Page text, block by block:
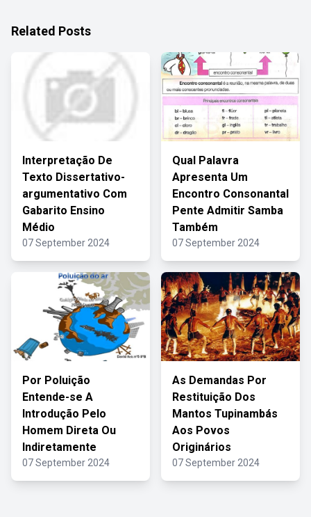
Related Posts
Interpretação De
Texto Dissertativo-
argumentativo Com
Gabarito Ensino
Médio
07 September 2024
Qual Palavra
Apresenta Um
Encontro Consonantal
Pente Admitir Samba
Também
07 September 2024
Por Poluição
Entende-se A
Introdução Pelo
Homem Direta Ou
Indiretamente
07 September 2024
As Demandas Por
Restituição Dos
Mantos Tupinambás
Aos Povos
Originários
07 September 2024